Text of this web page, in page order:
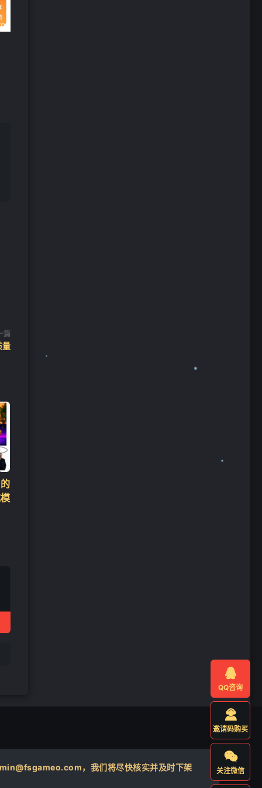
篇
量
，我们将尽快核实并及时下架

QQ咨询

邀请码购买

关注微信